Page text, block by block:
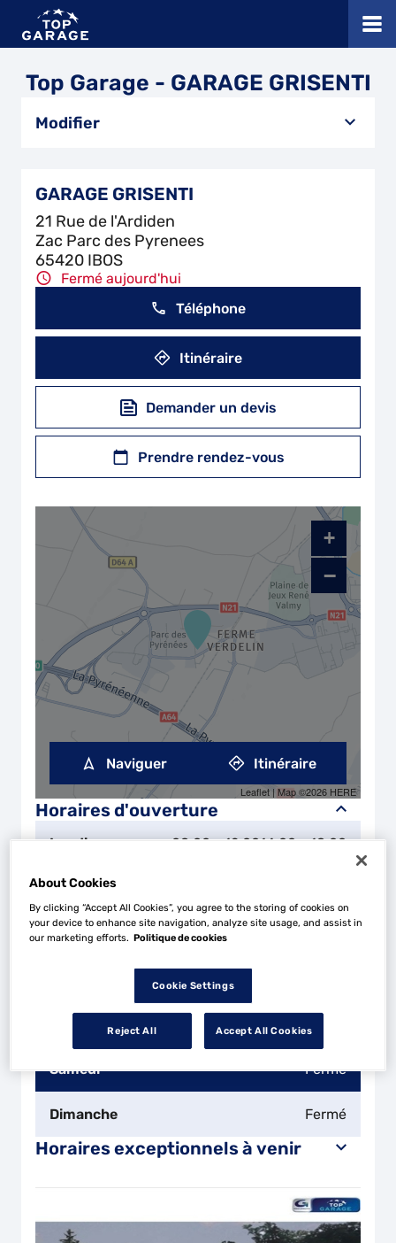
Top Garage - GARAGE GRISENTI
Modifier
GARAGE GRISENTI
21 Rue de l'Ardiden
Zac Parc des Pyrenees
65420 IBOS
Fermé aujourd'hui
Téléphone
Itinéraire
Demander un devis
Prendre rendez-vous
Horaires d'ouverture
Lundi 08:00 - 12:0014:00 - 18:00
Mardi
Mercredi 08:00 - 12:00 14:00 - 18:00
08:00 - 12:00
Vendredi 08:00 - 12:0014:00 - 18:00
Samedi Fermé
Dimanche Fermé
Horaires exceptionnels à venir
+
−
Leaflet | Map ©2026 HERE
Naviguer Itinéraire
About Cookies
By clicking “Accept All Cookies”, you agree to the storing of cookies on
your device to enhance site navigation, analyze site usage, and assist in
our marketing efforts. Politique de cookies
Cookie Settings
Reject All Accept All Cookies